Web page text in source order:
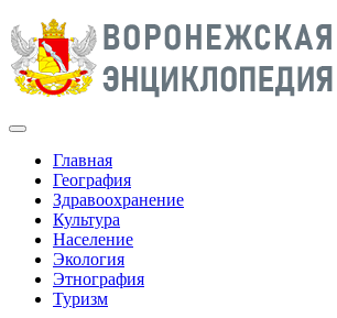
Главная
География
Здравоохранение
Культура
Население
Экология
Этнография
Туризм